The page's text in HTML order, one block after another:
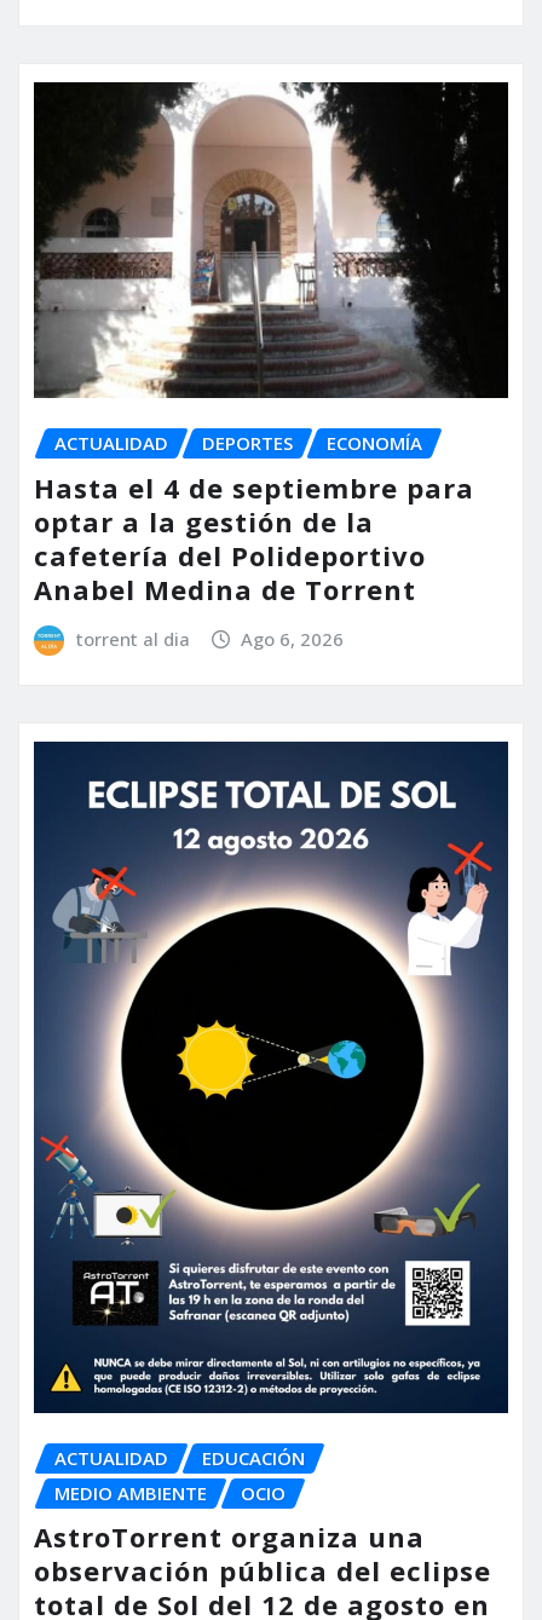
ACTUALIDAD DEPORTES ECONOMÍA
Hasta el 4 de septiembre para
optar a la gestión de la
cafetería del Polideportivo
Anabel Medina de Torrent
torrent al dia Ago 6, 2026
ACTUALIDAD
EDUCACIÓN
MEDIO AMBIENTE
OCIO
AstroTorrent organiza una
observación pública del eclipse
total de Sol del 12 de agosto en